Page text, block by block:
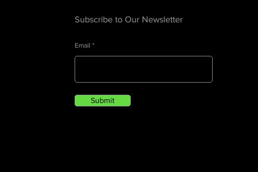
Subscribe to Our Newsletter
Email
Submit